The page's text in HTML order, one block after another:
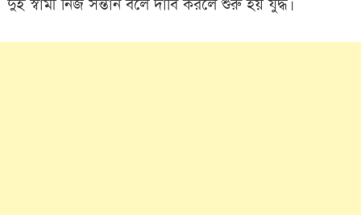
দুই স্বামী নিজ সন্তান বলে দাবি করলে শুরু হয় যুদ্ধ।